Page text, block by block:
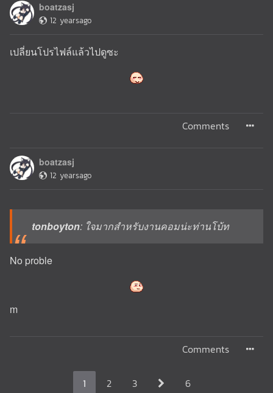
boatzasj
12 yearsago
เปลี่ยนโปรไฟล์แล้วไปดูซะ
Comments
boatzasj
12 yearsago
tonboyton: ใจมากสำหรับงานคอมน่ะท่านโบ้ท
No proble
m
Comments
1 2 3 6